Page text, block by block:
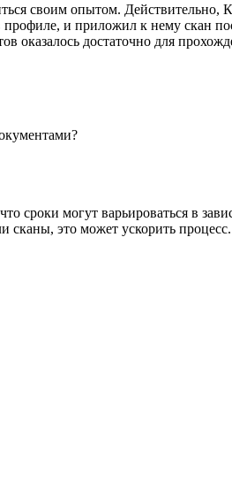
своим опытом. Действительно,
и приложил к нему скан
достаточно для
сроки могут варьироваться в
сканы, это может ускорить процесс.